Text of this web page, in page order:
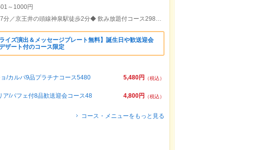
～1000円
JR渋谷駅ハチ公口徒歩7分／京王井の頭線神泉駅徒歩2分◆ 飲み放題付コース2980円～♪
ライズ演出＆メッセージプレート無料】誕生日や歓送迎会
ート付のコース限定
5,480円
（税込）
/カルパ9品プラチナコース5480
4,800円
（税込）
/パフェ付8品歓送迎会コース48
コース・メニューをもっと見る